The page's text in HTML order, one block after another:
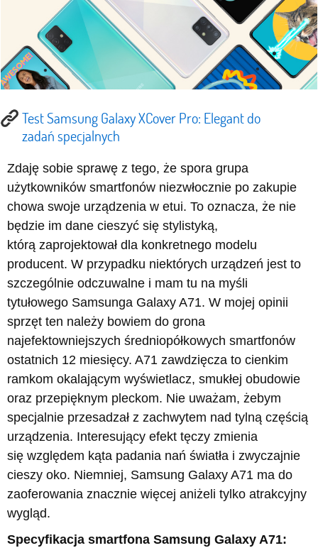
Test Samsung Galaxy XCover Pro: Elegant do
zadań specjalnych
Zdaję sobie sprawę z tego, że spora grupa
użytkowników smartfonów niezwłocznie po zakupie
chowa swoje urządzenia w etui. To oznacza, że nie
będzie im dane cieszyć się stylistyką,
którą zaprojektował dla konkretnego modelu
producent. W przypadku niektórych urządzeń jest to
szczególnie odczuwalne i mam tu na myśli
tytułowego Samsunga Galaxy A71. W mojej opinii
sprzęt ten należy bowiem do grona
najefektowniejszych średniopółkowych smartfonów
ostatnich 12 miesięcy. A71 zawdzięcza to cienkim
ramkom okalającym wyświetlacz, smukłej obudowie
oraz przepięknym pleckom. Nie uważam, żebym
specjalnie przesadzał z zachwytem nad tylną częścią
urządzenia. Interesujący efekt tęczy zmienia
się względem kąta padania nań światła i zwyczajnie
cieszy oko. Niemniej, Samsung Galaxy A71 ma do
zaoferowania znacznie więcej aniżeli tylko atrakcyjny
wygląd.
Specyfikacja smartfona Samsung Galaxy A71: